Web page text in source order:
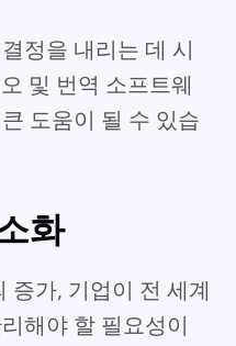
정을 내리는 데 시
및 번역 소프트웨
도움이 될 수 있습
화
증가, 기업이 전 세계
해야 할 필요성이